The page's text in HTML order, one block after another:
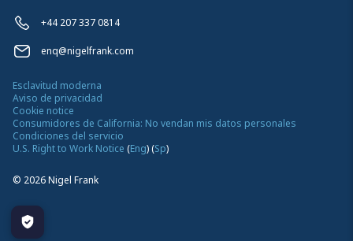
+44 207 337 0814
enq@nigelfrank.com
© 2026Nigel Frank
Esclavitud moderna
Aviso de privacidad
Cookie notice
Consumidores de California: No vendan mis datos personales
Condiciones del servicio
U.S. Right to Work Notice (Eng)(Sp)